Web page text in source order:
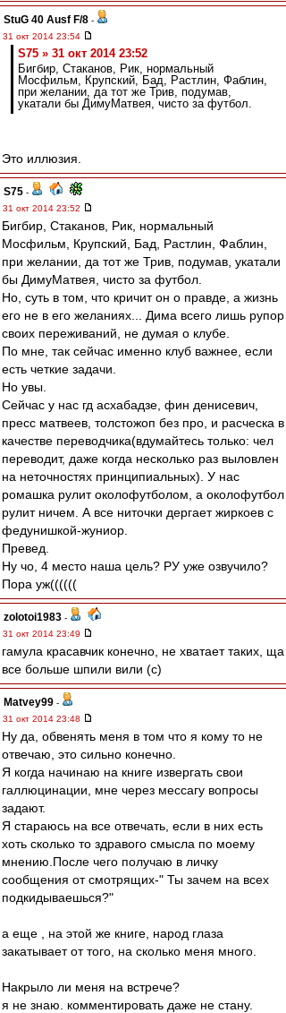
StuG 40 Ausf F/8 -
31 окт 2014 23:54
S75 » 31 окт 2014 23:52
Бигбир, Стаканов, Рик, нормальный
Мосфильм, Крупский, Бад, Растлин, Фаблин,
при желании, да тот же Трив, подумав,
укатали бы ДимуМатвея, чисто за футбол.
Это иллюзия.
S75 -
31 окт 2014 23:52
Бигбир, Стаканов, Рик, нормальный
Мосфильм, Крупский, Бад, Растлин, Фаблин,
при желании, да тот же Трив, подумав, укатали
бы ДимуМатвея, чисто за футбол.
Но, суть в том, что кричит он о правде, а жизнь
его не в его желаниях... Дима всего лишь рупор
своих переживаний, не думая о клубе.
По мне, так сейчас именно клуб важнее, если
есть четкие задачи.
Но увы.
Сейчас у нас гд асхабадзе, фин денисевич,
пресс матвеев, толстожоп без про, и расческа в
качестве переводчика(вдумайтесь только: чел
переводит, даже когда несколько раз выловлен
на неточностях принципиальных). У нас
ромашка рулит околофутболом, а околофутбол
рулит ничем. А все ниточки дергает жиркоев с
федунишкой-жуниор.
Превед.
Ну чо, 4 место наша цель? РУ уже озвучило?
Пора уж((((((
zolotoi1983 -
31 окт 2014 23:49
гамула красавчик конечно, не хватает таких, ща
все больше шпили вили (с)
Matvey99 -
31 окт 2014 23:48
Ну да, обвенять меня в том что я кому то не
отвечаю, это сильно конечно.
Я когда начинаю на книге извергать свои
галлюцинации, мне через мессагу вопросы
задают.
Я стараюсь на все отвечать, если в них есть
хоть сколько то здравого смысла по моему
мнению.После чего получаю в личку
сообщения от смотрящих-" Ты зачем на всех
подкидываешься?"
а еще , на этой же книге, народ глаза
закатывает от того, на сколько меня много.
Накрыло ли меня на встрече?
я не знаю. комментировать даже не стану.